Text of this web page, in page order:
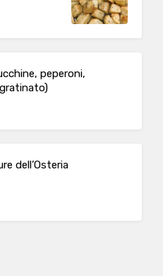
peperoni,
dell’Osteria